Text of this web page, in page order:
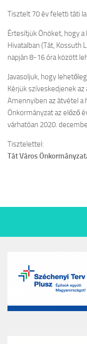
Tisztelt 70 év feletti táti
Értesítjük Önöket, hogy
Hivatalban (Tát, Kossuth
napján 8-16 óra között
Javasoljuk, hogy
Kérjük szíveskedjenek
Amennyiben az átvétel a
Önkormányzat az előző
várhatóan 2020.
Tisztelettel:
Tát Város